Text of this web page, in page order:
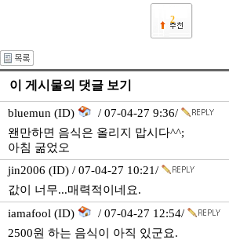
2
이 게시물의 댓글 보기
bluemun (ID)
/ 07-04-27 9:36/
왠만하면 음식은 올리지 맙시다^^;
아침 굶었오
jin2006 (ID) / 07-04-27 10:21/
값이 너무...매력적이네요.
iamafool (ID)
/ 07-04-27 12:54/
2500원 하는 음식이 아직 있군요.